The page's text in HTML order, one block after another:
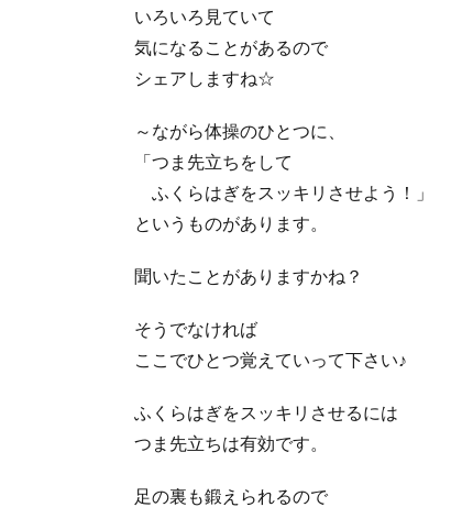
いろいろ見ていて
気になることがあるので
シェアしますね☆
～ながら体操のひとつに、
「つま先立ちをして
ふくらはぎをスッキリさせよう！」
というものがあります。
聞いたことがありますかね？
そうでなければ
ここでひとつ覚えていって下さい♪
ふくらはぎをスッキリさせるには
つま先立ちは有効です。
足の裏も鍛えられるので